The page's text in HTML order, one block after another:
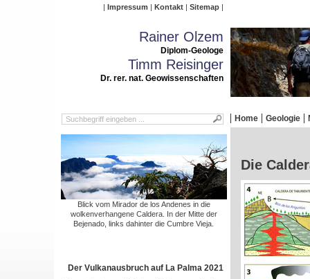
Impressum Kontakt Sitemap
Rainer Olzem
Diplom-Geologe
Timm Reisinger
Dr. rer. nat. Geowissenschaften
Home Geologie
Blick vom Mirador de los Andenes in die
wolkenverhangene Caldera. In der Mitte der
Bejenado, links dahinter die Cumbre Vieja.
Der Vulkanausbruch auf La Palma 2021
Die